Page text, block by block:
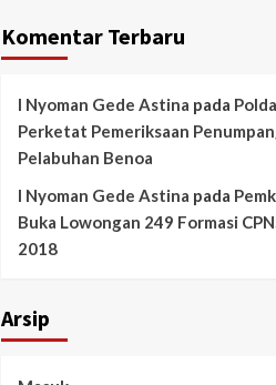
Komentar Terbaru
I Nyoman Gede Astina pada
Perketat Pemeriksaan
Pelabuhan Benoa
I Nyoman Gede Astina pada
Buka Lowongan 249 Formasi
2018
Arsip